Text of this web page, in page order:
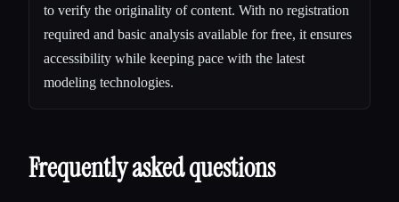
to verify the originality of content. With no registration
required and basic analysis available for free, it ensures
accessibility while keeping pace with the latest
modeling technologies.
Frequently asked questions